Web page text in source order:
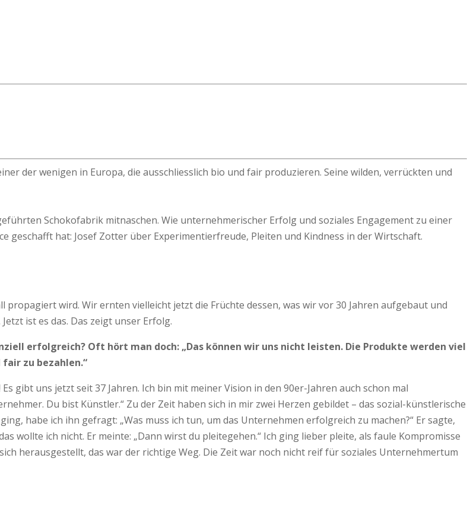
der wenigen in Europa, die ausschliesslich bio und fair produzieren. Seine wilden, verrückten und
Schokofabrik mitnaschen. Wie unternehmerischer Erfolg und soziales Engagement zu einer
geschafft hat: Josef Zotter über Experimentierfreude, Pleiten und Kindness in der Wirtschaft.
wird. Wir ernten vielleicht jetzt die Früchte dessen, was wir vor 30 Jahren aufgebaut und
ist es das. Das zeigt unser Erfolg.
erfolgreich? Oft hört man doch: „Das können wir uns nicht leisten. Die Produkte werden viel
zu bezahlen.“
gibt uns jetzt seit 37 Jahren. Ich bin mit meiner Vision in den 90er-Jahren auch schon mal
Du bist Künstler.“ Zu der Zeit haben sich in mir zwei Herzen gebildet – das sozial-künstlerische
habe ich ihn gefragt: „Was muss ich tun, um das Unternehmen erfolgreich zu machen?“ Er sagte,
wollte ich nicht. Er meinte: „Dann wirst du pleitegehen.“ Ich ging lieber pleite, als faule Kompromisse
herausgestellt, das war der richtige Weg. Die Zeit war noch nicht reif für soziales Unternehmertum